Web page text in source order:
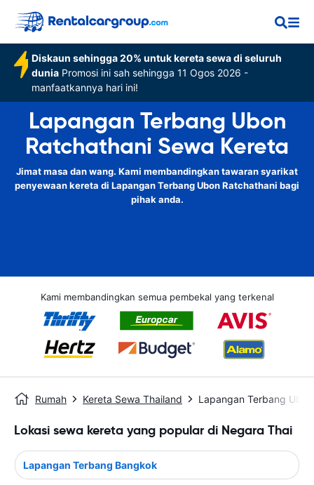
Diskaun sehingga 20% untuk kereta sewa di seluruh
dunia Promosi ini sah sehingga 11 Ogos 2026 -
manfaatkannya hari ini!
Lapangan Terbang Ubon
Ratchathani Sewa Kereta
Jimat masa dan wang. Kami membandingkan tawaran syarikat
penyewaan kereta di Lapangan Terbang Ubon Ratchathani bagi
pihak anda.
Kami membandingkan semua pembekal yang terkenal
Rumah Kereta Sewa Thailand Lapangan Terbang
Lokasi sewa kereta yang popular di Negara Thai
Lapangan Terbang Bangkok